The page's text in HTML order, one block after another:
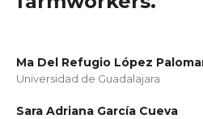
Ma Del Refugio López
Universidad de Guadalajara
Sara Adriana García Cueva